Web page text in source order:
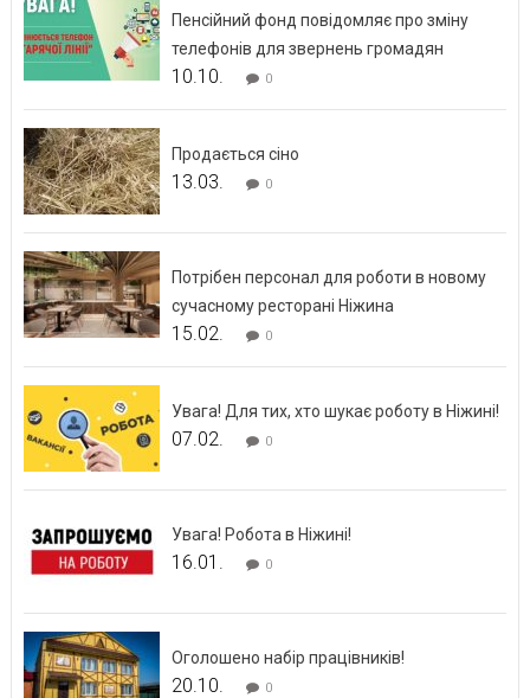
Пенсійний фонд повідомляє про зміну
телефонів для звернень громадян
10.10. 0
Продається сіно
13.03. 0
Потрібен персонал для роботи в новому
сучасному ресторані Ніжина
15.02. 0
Увага! Для тих, хто шукає роботу в Ніжині!
07.02. 0
Увага! Робота в Ніжині!
16.01. 0
Оголошено набір працівників!
20.10. 0